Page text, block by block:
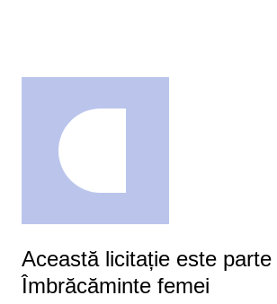
Această licitație este parte
Îmbrăcăminte femei